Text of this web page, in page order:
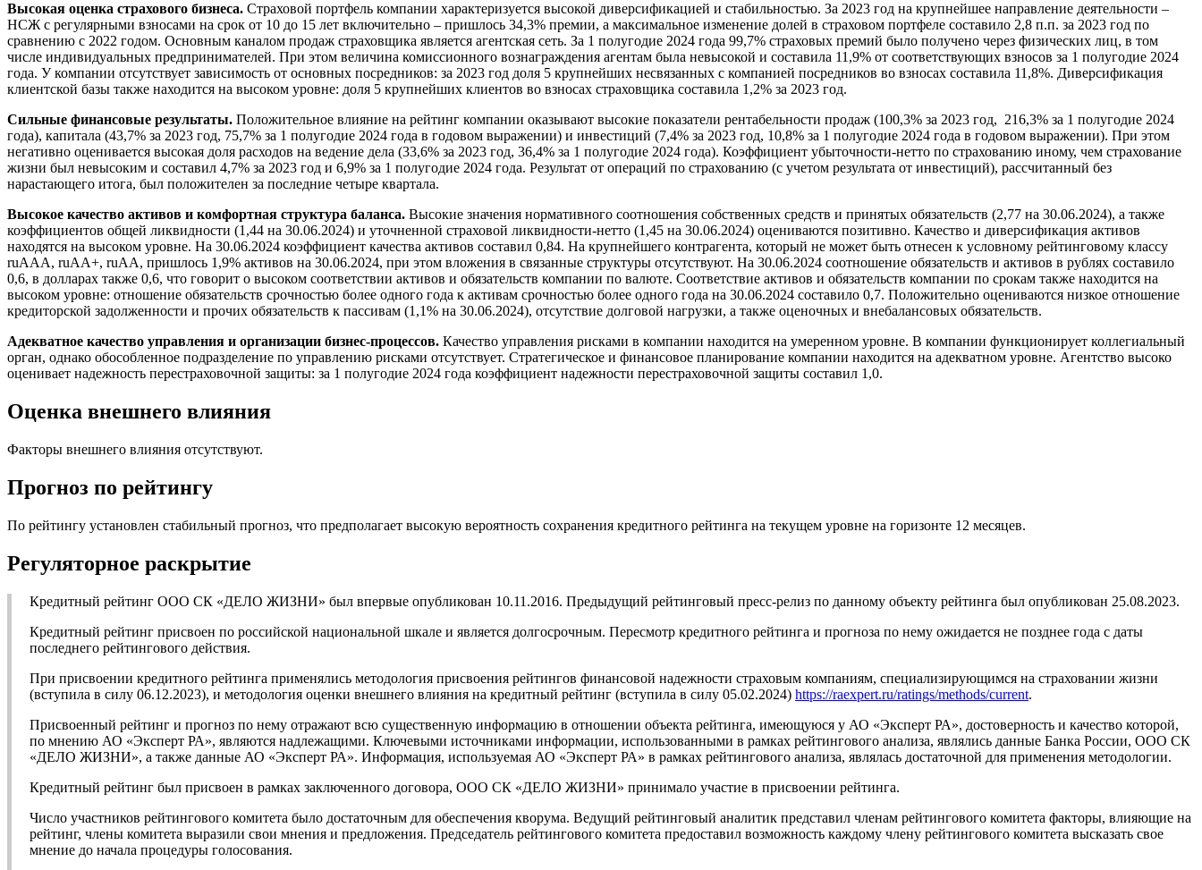
Высокая оценка страхового бизнеса. Страховой портфель компании характеризуется высокой диверсификацией и стабильностью. За 2023 год на крупнейшее направление деятельности –
НСЖ с регулярными взносами на срок от 10 до 15 лет включительно – пришлось 34,3% премии, а максимальное изменение долей в страховом портфеле составило 2,8 п.п. за 2023 год по
сравнению с 2022 годом. Основным каналом продаж страховщика является агентская сеть. За 1 полугодие 2024 года 99,7% страховых премий было получено через физических лиц, в том
числе индивидуальных предпринимателей. При этом величина комиссионного вознаграждения агентам была невысокой и составила 11,9% от соответствующих взносов за 1 полугодие 2024
года. У компании отсутствует зависимость от основных посредников: за 2023 год доля 5 крупнейших несвязанных с компанией посредников во взносах составила 11,8%. Диверсификация
клиентской базы также находится на высоком уровне: доля 5 крупнейших клиентов во взносах страховщика составила 1,2% за 2023 год.
Сильные финансовые результаты. Положительное влияние на рейтинг компании оказывают высокие показатели рентабельности продаж (100,3% за 2023 год, 216,3% за 1 полугодие 2024
года), капитала (43,7% за 2023 год, 75,7% за 1 полугодие 2024 года в годовом выражении) и инвестиций (7,4% за 2023 год, 10,8% за 1 полугодие 2024 года в годовом выражении). При этом
негативно оценивается высокая доля расходов на ведение дела (33,6% за 2023 год, 36,4% за 1 полугодие 2024 года). Коэффициент убыточности-нетто по страхованию иному, чем страхование
жизни был невысоким и составил 4,7% за 2023 год и 6,9% за 1 полугодие 2024 года. Результат от операций по страхованию (с учетом результата от инвестиций), рассчитанный без
нарастающего итога, был положителен за последние четыре квартала.
Высокое качество активов и комфортная структура баланса. Высокие значения нормативного соотношения собственных средств и принятых обязательств (2,77 на 30.06.2024), а также
коэффициентов общей ликвидности (1,44 на 30.06.2024) и уточненной страховой ликвидности-нетто (1,45 на 30.06.2024) оцениваются позитивно. Качество и диверсификация активов
находятся на высоком уровне. На 30.06.2024 коэффициент качества активов составил 0,84. На крупнейшего контрагента, который не может быть отнесен к условному рейтинговому классу
ruAAA, ruAA+, ruAA, пришлось 1,9% активов на 30.06.2024, при этом вложения в связанные структуры отсутствуют. На 30.06.2024 соотношение обязательств и активов в рублях составило
0,6, в долларах также 0,6, что говорит о высоком соответствии активов и обязательств компании по валюте. Соответствие активов и обязательств компании по срокам также находится на
высоком уровне: отношение обязательств срочностью более одного года к активам срочностью более одного года на 30.06.2024 составило 0,7. Положительно оцениваются низкое отношение
кредиторской задолженности и прочих обязательств к пассивам (1,1% на 30.06.2024), отсутствие долговой нагрузки, а также оценочных и внебалансовых обязательств.
Адекватное качество управления и организации бизнес-процессов. Качество управления рисками в компании находится на умеренном уровне. В компании функционирует коллегиальный
орган, однако обособленное подразделение по управлению рисками отсутствует. Стратегическое и финансовое планирование компании находится на адекватном уровне. Агентство высоко
оценивает надежность перестраховочной защиты: за 1 полугодие 2024 года коэффициент надежности перестраховочной защиты составил 1,0.
Оценка внешнего влияния
Факторы внешнего влияния отсутствуют.
Прогноз по рейтингу
По рейтингу установлен стабильный прогноз, что предполагает высокую вероятность сохранения кредитного рейтинга на текущем уровне на горизонте 12 месяцев.
Регуляторное раскрытие
Кредитный рейтинг ООО СК «ДЕЛО ЖИЗНИ» был впервые опубликован 10.11.2016. Предыдущий рейтинговый пресс-релиз по данному объекту рейтинга был опубликован 25.08.2023.
Кредитный рейтинг присвоен по российской национальной шкале и является долгосрочным. Пересмотр кредитного рейтинга и прогноза по нему ожидается не позднее года с даты
последнего рейтингового действия.
При присвоении кредитного рейтинга применялись методология присвоения рейтингов финансовой надежности страховым компаниям, специализирующимся на страховании жизни
(вступила в силу 06.12.2023), и методология оценки внешнего влияния на кредитный рейтинг (вступила в силу 05.02.2024) https://raexpert.ru/ratings/methods/current.
Присвоенный рейтинг и прогноз по нему отражают всю существенную информацию в отношении объекта рейтинга, имеющуюся у АО «Эксперт РА», достоверность и качество которой,
по мнению АО «Эксперт РА», являются надлежащими. Ключевыми источниками информации, использованными в рамках рейтингового анализа, являлись данные Банка России, ООО СК
«ДЕЛО ЖИЗНИ», а также данные АО «Эксперт РА». Информация, используемая АО «Эксперт РА» в рамках рейтингового анализа, являлась достаточной для применения методологии.
Кредитный рейтинг был присвоен в рамках заключенного договора, ООО СК «ДЕЛО ЖИЗНИ» принимало участие в присвоении рейтинга.
Число участников рейтингового комитета было достаточным для обеспечения кворума. Ведущий рейтинговый аналитик представил членам рейтингового комитета факторы, влияющие на
рейтинг, члены комитета выразили свои мнения и предложения. Председатель рейтингового комитета предоставил возможность каждому члену рейтингового комитета высказать свое
мнение до начала процедуры голосования.